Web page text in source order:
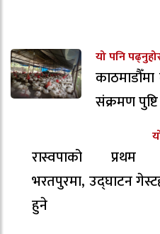
यो पनि
संक्रमण पुष्टि
रास्वपाको प्रथम
भरतपुरमा, उद्घाटन
हुने